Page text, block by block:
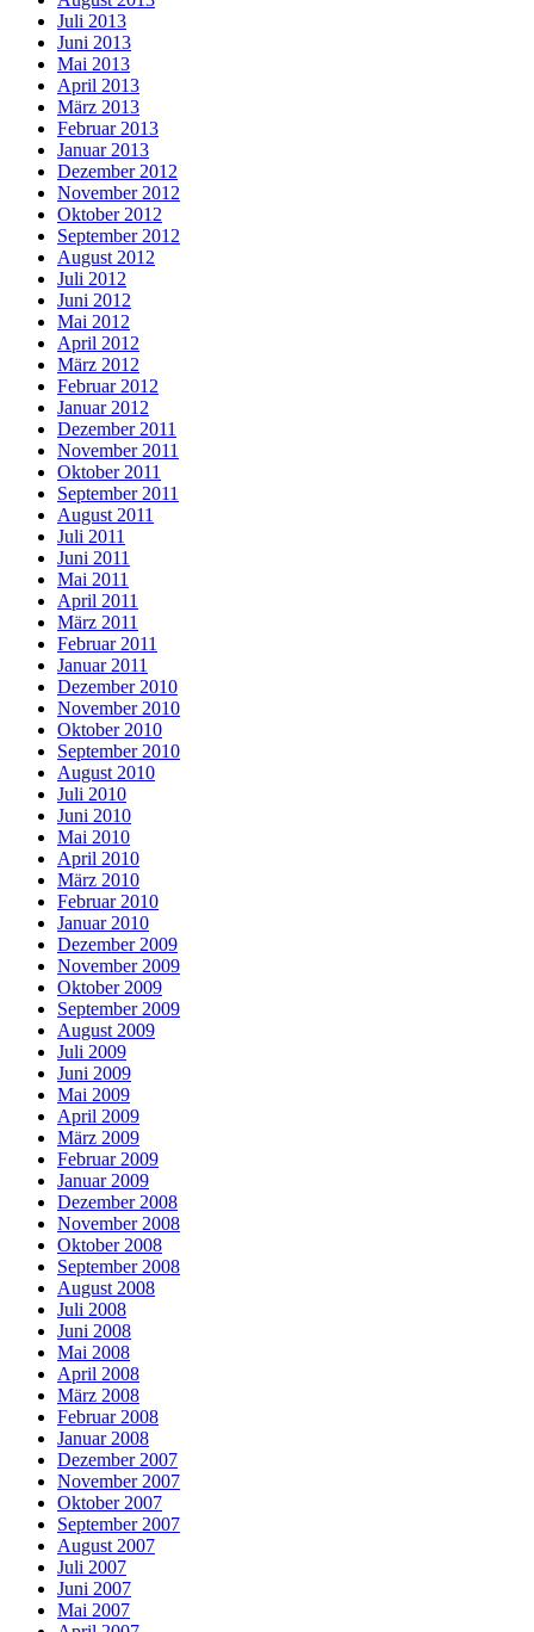
Juli 2013
Juni 2013
Mai 2013
April 2013
März 2013
Februar 2013
Januar 2013
Dezember 2012
November 2012
Oktober 2012
September 2012
August 2012
Juli 2012
Juni 2012
Mai 2012
April 2012
März 2012
Februar 2012
Januar 2012
Dezember 2011
November 2011
Oktober 2011
September 2011
August 2011
Juli 2011
Juni 2011
Mai 2011
April 2011
März 2011
Februar 2011
Januar 2011
Dezember 2010
November 2010
Oktober 2010
September 2010
August 2010
Juli 2010
Juni 2010
Mai 2010
April 2010
März 2010
Februar 2010
Januar 2010
Dezember 2009
November 2009
Oktober 2009
September 2009
August 2009
Juli 2009
Juni 2009
Mai 2009
April 2009
März 2009
Februar 2009
Januar 2009
Dezember 2008
November 2008
Oktober 2008
September 2008
August 2008
Juli 2008
Juni 2008
Mai 2008
April 2008
März 2008
Februar 2008
Januar 2008
Dezember 2007
November 2007
Oktober 2007
September 2007
August 2007
Juli 2007
Juni 2007
Mai 2007